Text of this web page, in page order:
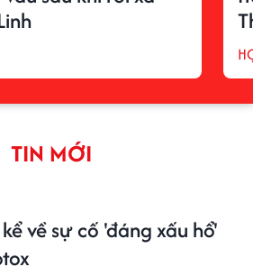
TIN MỚI
về sự cố 'đáng xấu hổ'